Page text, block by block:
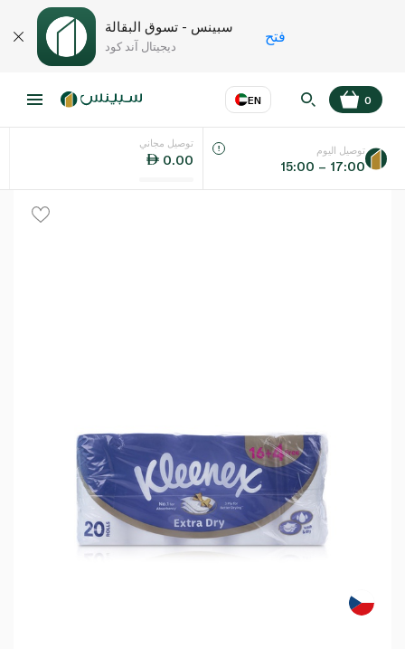
سبينس - تسوق البقالة
ديجيتال آند كود
فتح
EN
اللغة عر
0
توصيل مجاني
0.00
توصيل اليوم
15:00 – 17:00